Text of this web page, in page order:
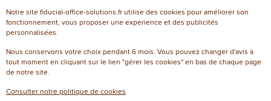
AJOUTER
Jeu d'intercalaires avec sommaire
plastifiés
Notre site fiducial-office-solutions.fr utilise des cookies pour améliorer son
fonctionnement, vous proposer une experience et des publicités
personnalisées.
Nous conservons votre choix pendant 6 mois. Vous pouvez changer d'avis à
tout moment en cliquant sur le lien "gérer les cookies" en bas de chaque page
de notre site.
Consulter notre politique de cookies